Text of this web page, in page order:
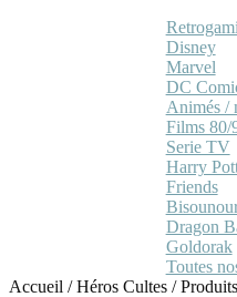
Disney
Marvel
DC
Animés /
Films 80/
Serie TV
Harry
Friends
Dragon
Goldorak
Toutes
Accueil /Héros Cultes /